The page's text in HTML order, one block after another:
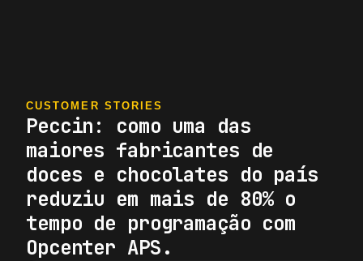
CUSTOMER STORIES
Peccin: como uma das
maiores fabricantes de
doces e chocolates do país
reduziu em mais de 80% o
tempo de programação com
Opcenter APS.